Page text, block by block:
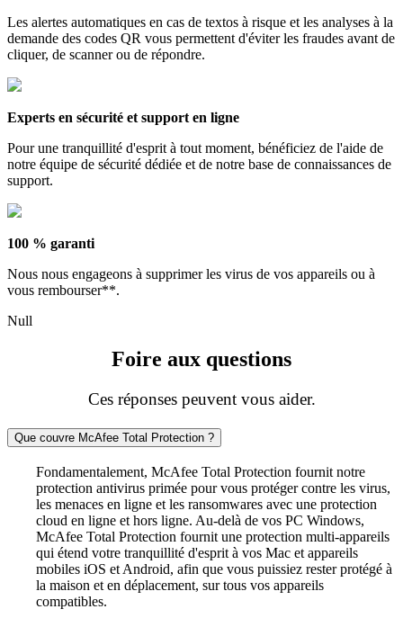
Les alertes automatiques en cas de textos à risque et les analyses à la
demande des codes QR vous permettent d'éviter les fraudes avant de
cliquer, de scanner ou de répondre.
Experts en sécurité et support en ligne
Pour une tranquillité d'esprit à tout moment, bénéficiez de l'aide de
notre équipe de sécurité dédiée et de notre base de connaissances de
support.
100 % garanti
Nous nous engageons à supprimer les virus de vos appareils ou à
vous rembourser**.
Null
Foire aux questions
Ces réponses peuvent vous aider.
Que couvre McAfee Total Protection ?
Fondamentalement, McAfee Total Protection fournit notre
protection antivirus primée pour vous protéger contre les virus,
les menaces en ligne et les ransomwares avec une protection
cloud en ligne et hors ligne. Au-delà de vos PC Windows,
McAfee Total Protection fournit une protection multi-appareils
qui étend votre tranquillité d'esprit à vos Mac et appareils
mobiles iOS et Android, afin que vous puissiez rester protégé à
la maison et en déplacement, sur tous vos appareils
compatibles.